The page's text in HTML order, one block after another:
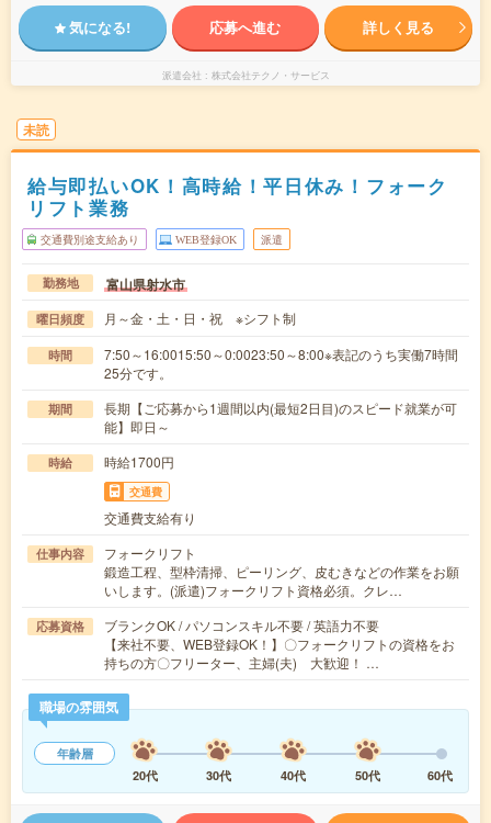
気になる! 応募へ進む 詳しく見る
派遣会社 株式会社テクノ・サービス
未読
給与即払いOK！高時給！平日休み！フォーク
リフト業務
交通費別途支給あり WEB登録OK 派遣
勤務地 富山県射水市
曜日頻度 月～金・土・日・祝 ※シフト制
時間
7:50～16:0015:50～0:0023:50～8:00※表記のうち実働7時間
25分です。
期間
長期【ご応募から1週間以内(最短2日目)のスピード就業が可
能】即日～
時給 時給1700円
交通費
交通費支給有り
仕事内容
フォークリフト
鍛造工程、型枠清掃、ピーリング、皮むきなどの作業をお願
いします。(派遣)フォークリフト資格必須。クレ…
応募資格
ブランクOK / パソコンスキル不要 / 英語力不要
【来社不要、WEB登録OK！】〇フォークリフトの資格をお
持ちの方〇フリーター、主婦(夫) 大歓迎！ …
職場の雰囲気
年齢層
20代
30代 40代 50代 60代